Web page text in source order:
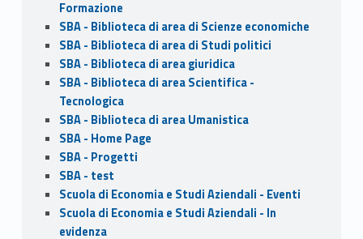
Formazione
SBA - Biblioteca di area di Scienze economiche
SBA - Biblioteca di area di Studi politici
SBA - Biblioteca di area giuridica
SBA - Biblioteca di area Scientifica -
Tecnologica
SBA - Biblioteca di area Umanistica
SBA - Home Page
SBA - Progetti
SBA - test
Scuola di Economia e Studi Aziendali - Eventi
Scuola di Economia e Studi Aziendali - In
evidenza